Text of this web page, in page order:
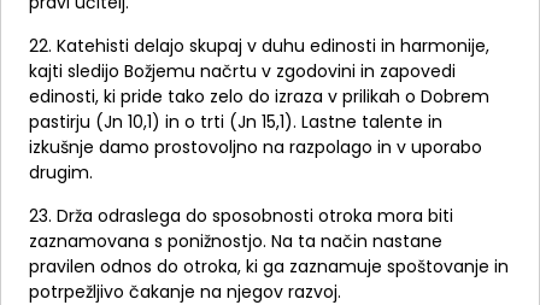
22. Katehisti delajo skupaj v duhu edinosti in harmonije,
kajti sledijo Božjemu načrtu v zgodovini in zapovedi
edinosti, ki pride tako zelo do izraza v prilikah o Dobrem
pastirju (Jn 10,1) in o trti (Jn 15,1). Lastne talente in
izkušnje damo prostovoljno na razpolago in v uporabo
drugim.
23. Drža odraslega do sposobnosti otroka mora biti
zaznamovana s ponižnostjo. Na ta način nastane
pravilen odnos do otroka, ki ga zaznamuje spoštovanje in
potrpežljivo čakanje na njegov razvoj.